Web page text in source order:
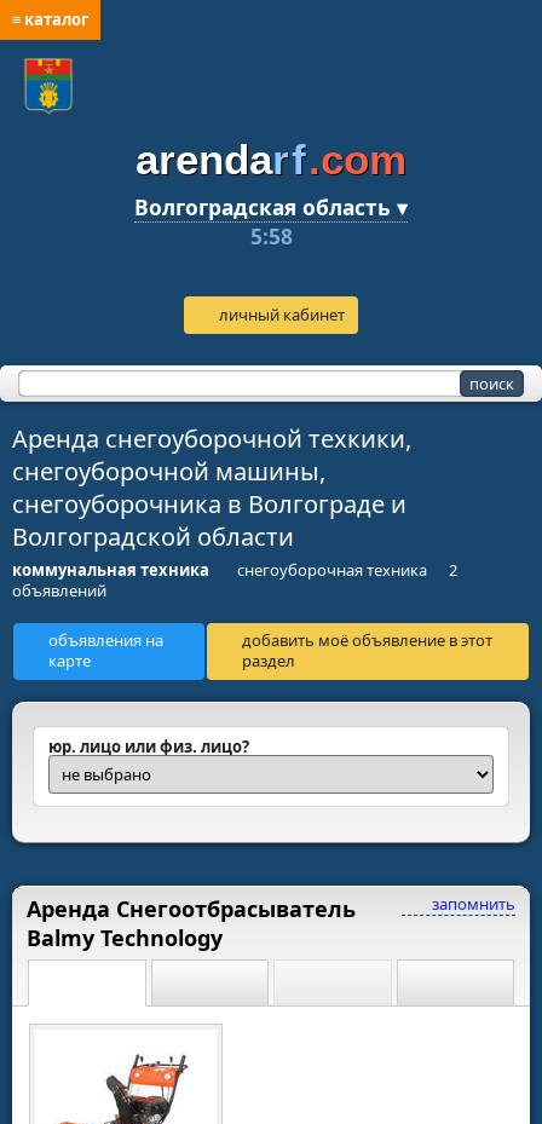
≡ каталог
arendarf.com
Волгоградская область ▾
5:58
личный кабинет
Аренда снегоуборочной техкики,
снегоуборочной машины,
снегоуборочника в Волгограде и
Волгоградской области
коммунальная техника снегоуборочная техника
2
объявлений
объявления на
карте
добавить моё объявление в этот
раздел
юр. лицо или физ. лицо?
запомнить
Аренда Снегоотбрасыватель
Balmy Technology